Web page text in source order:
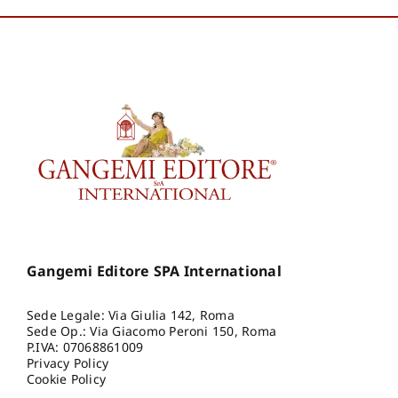
Gangemi Editore SPA International
Sede Legale: Via Giulia 142, Roma
Sede Op.: Via Giacomo Peroni 150, Roma
P.IVA: 07068861009
Privacy Policy
Cookie Policy